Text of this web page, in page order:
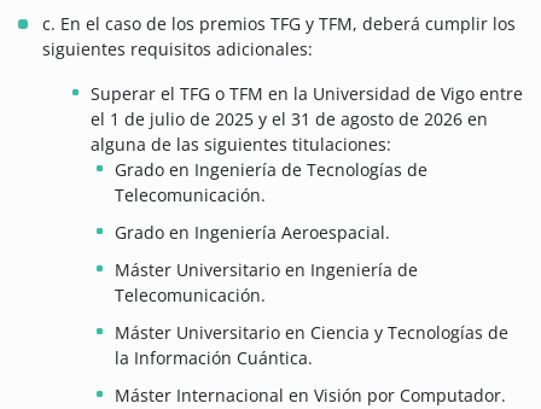
c. En el caso de los premios TFG y TFM, deberá cumplir los
siguientes requisitos adicionales:
Superar el TFG o TFM en la Universidad de Vigo entre
el 1 de julio de 2025 y el 31 de agosto de 2026 en
alguna de las siguientes titulaciones:
Grado en Ingeniería de Tecnologías de
Telecomunicación.
Grado en Ingeniería Aeroespacial.
Máster Universitario en Ingeniería de
Telecomunicación.
Máster Universitario en Ciencia y Tecnologías de
la Información Cuántica.
Máster Internacional en Visión por Computador.